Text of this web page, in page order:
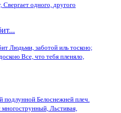
одного, другого
Людьми, заботой иль тоскою;
Все, что тебя пленяло,
подлунной Белоснежней плеч.
Льстивая,